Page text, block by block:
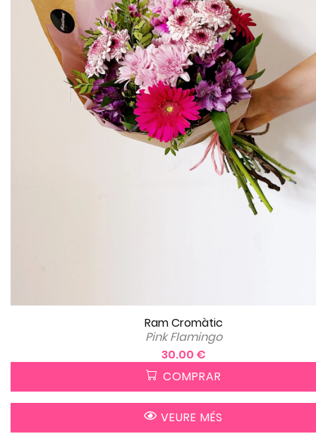
Ram Cromàtic
Pink Flamingo
30.00 €
COMPRAR
VEURE MÉS